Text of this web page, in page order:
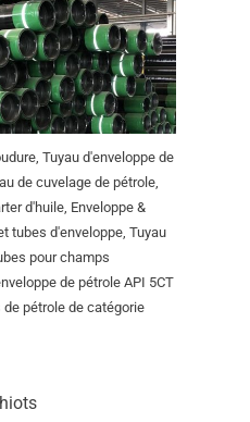
Tuyau d'enveloppe de
de cuvelage de pétrole,
d'huile, Enveloppe &
tubes d'enveloppe, Tuyau
pour champs
de pétrole API 5CT
pétrole de catégorie